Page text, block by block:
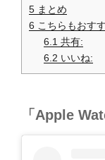
5 まとめ
6 こちらもおす
6.1 共有:
6.2 いいね:
「Apple